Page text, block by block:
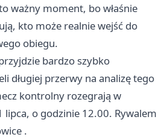
ważny moment, bo właśnie
kto może realnie wejść do
obiegu.
bardzo szybko
długiej przerwy na analizę tego
kontrolny rozegrają w
lipca, o godzinie 12.00. Rywalem
.